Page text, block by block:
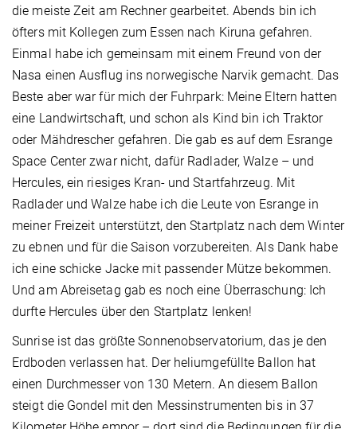
die meiste Zeit am Rechner gearbeitet. Abends bin ich
öfters mit Kollegen zum Essen nach Kiruna gefahren.
Einmal habe ich gemeinsam mit einem Freund von der
Nasa einen Ausflug ins norwegische Narvik gemacht. Das
Beste aber war für mich der Fuhrpark: Meine Eltern hatten
eine Landwirtschaft, und schon als Kind bin ich Traktor
oder Mähdrescher gefahren. Die gab es auf dem Esrange
Space Center zwar nicht, dafür Radlader, Walze – und
Hercules, ein riesiges Kran- und Startfahrzeug. Mit
Radlader und Walze habe ich die Leute von Esrange in
meiner Freizeit unterstützt, den Startplatz nach dem Winter
zu ebnen und für die Saison vorzubereiten. Als Dank habe
ich eine schicke Jacke mit passender Mütze bekommen.
Und am Abreisetag gab es noch eine Überraschung: Ich
durfte Hercules über den Startplatz lenken!
Sunrise ist das größte Sonnenobservatorium, das je den
Erdboden verlassen hat. Der heliumgefüllte Ballon hat
einen Durchmesser von 130 Metern. An diesem Ballon
steigt die Gondel mit den Messinstrumenten bis in 37